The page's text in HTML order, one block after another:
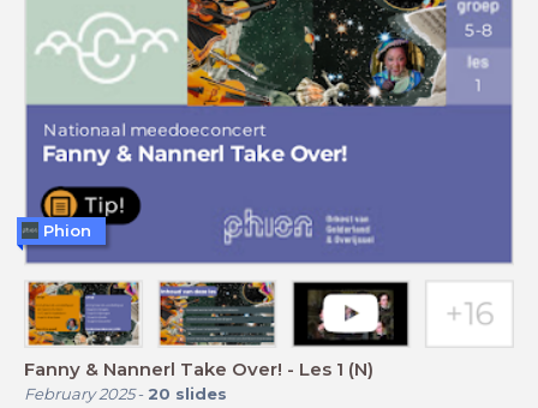
Fanny & Nannerl Take Over! - Les 1 (N)
February 2025- 20 slides
Phion